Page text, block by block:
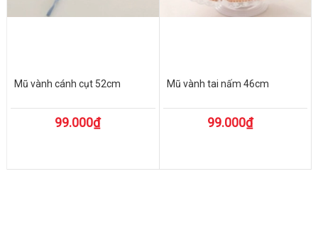
Mũ vành cánh cụt 52cm
99.000₫
Mũ vành tai nấm 46cm
99.000₫